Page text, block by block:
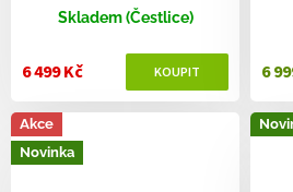
Skladem (Čestlice)
6 499 Kč 6
Akce
Novinka